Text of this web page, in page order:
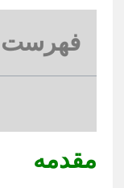
فهرست
مقدمه